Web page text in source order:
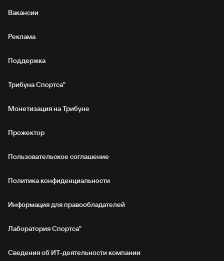
Вакансии
Реклама
Поддержка
Трибуна Спортса"
Монетизация на Трибуне
Прожектор
Пользовательское соглашение
Политика конфиденциальности
Информация для правообладателей
Лаборатория Спортса"
Сведения об ИТ‑деятельности компании